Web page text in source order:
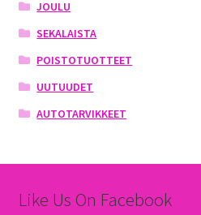
JOULU
SEKALAISTA
POISTOTUOTTEET
UUTUUDET
AUTOTARVIKKEET
Like Us On Facebook